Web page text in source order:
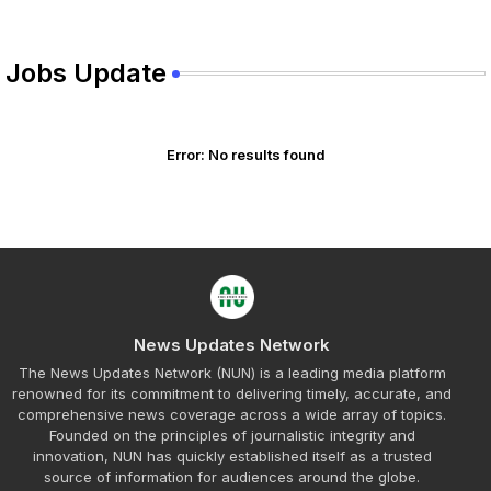
Jobs Update
Error: No results found
News Updates Network
The News Updates Network (NUN) is a leading media platform
renowned for its commitment to delivering timely, accurate, and
comprehensive news coverage across a wide array of topics.
Founded on the principles of journalistic integrity and
innovation, NUN has quickly established itself as a trusted
source of information for audiences around the globe.